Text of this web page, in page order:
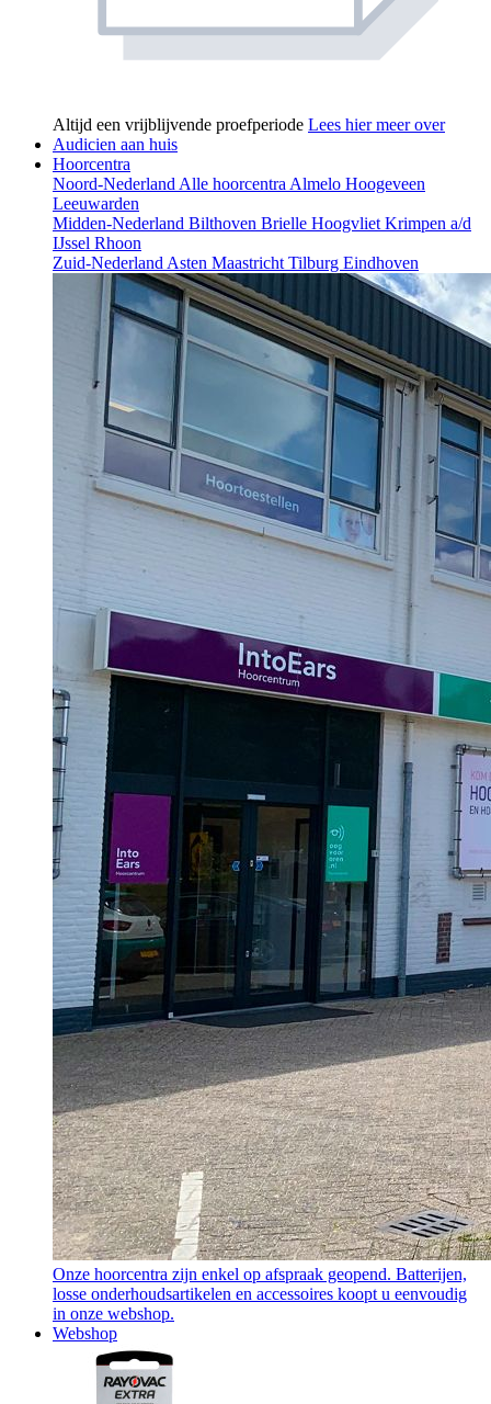
Altijd een vrijblijvende proefperiode Lees hier meer over
Audicien aan huis
Hoorcentra
Noord-Nederland Alle hoorcentra Almelo Hoogeveen
Leeuwarden
Midden-Nederland Bilthoven Brielle Hoogvliet Krimpen a/d
IJssel Rhoon
Zuid-Nederland Asten Maastricht Tilburg Eindhoven
Onze hoorcentra zijn enkel op afspraak geopend. Batterijen,
losse onderhoudsartikelen en accessoires koopt u eenvoudig
in onze webshop.
Webshop